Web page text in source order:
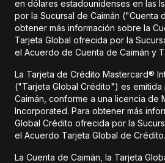
en dólares estadounidenses en las
por la Sucursal de Caimán ("Cuenta
obtener más información sobre la
Tarjeta Global ofrecida por la
el Acuerdo de Cuenta de Caimán y
La Tarjeta de Crédito Mastercard®
("Tarjeta Global Crédito") es emitida
Caimán, conforme a una licencia de
Incorporated. Para obtener más
Global Crédito ofrecida por la
el Acuerdo Tarjeta Global de Crédito.
La Cuenta de Caimán, la Tarjeta